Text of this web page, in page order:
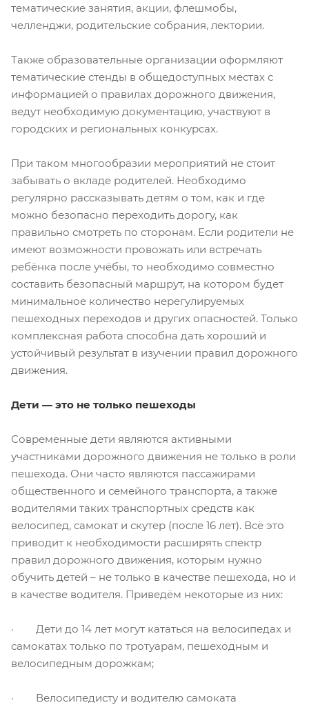
тематические занятия, акции, флешмобы,
челленджи, родительские собрания, лектории.
Также образовательные организации оформляют
тематические стенды в общедоступных местах с
информацией о правилах дорожного движения,
ведут необходимую документацию, участвуют в
городских и региональных конкурсах.
При таком многообразии мероприятий не стоит
забывать о вкладе родителей. Необходимо
регулярно рассказывать детям о том, как и где
можно безопасно переходить дорогу, как
правильно смотреть по сторонам. Если родители не
имеют возможности провожать или встречать
ребёнка после учёбы, то необходимо совместно
составить безопасный маршрут, на котором будет
минимальное количество нерегулируемых
пешеходных переходов и других опасностей. Только
комплексная работа способна дать хороший и
устойчивый результат в изучении правил дорожного
движения.
Дети — это не только пешеходы
Современные дети являются активными
участниками дорожного движения не только в роли
пешехода. Они часто являются пассажирами
общественного и семейного транспорта, а также
водителями таких транспортных средств как
велосипед, самокат и скутер (после 16 лет). Всё это
приводит к необходимости расширять спектр
правил дорожного движения, которым нужно
обучить детей – не только в качестве пешехода, но и
в качестве водителя. Приведём некоторые из них:
· Дети до 14 лет могут кататься на велосипедах и
самокатах только по тротуарам, пешеходным и
велосипедным дорожкам;
· Велосипедисту и водителю самоката